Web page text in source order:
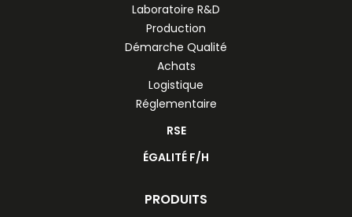
Laboratoire R&D
Production
Démarche Qualité
Achats
Logistique
Réglementaire
RSE
ÉGALITÉ F/H
PRODUITS